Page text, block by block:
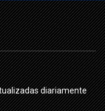
diariamente